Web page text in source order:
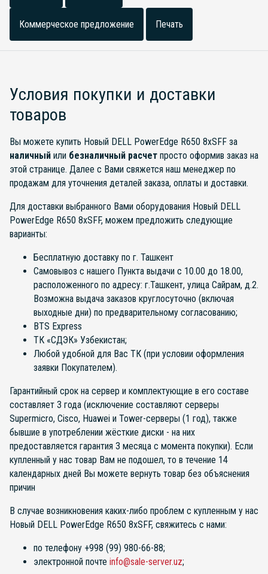
Коммерческое предложение Печать
Условия покупки и доставки
товаров
Вы можете купить Новый DELL PowerEdge R650 8xSFF за
наличный или безналичный расчет просто оформив заказ на
этой странице. Далее с Вами свяжется наш менеджер по
продажам для уточнения деталей заказа, оплаты и доставки.
Для доставки выбранного Вами оборудования Новый DELL
PowerEdge R650 8xSFF, можем предложить следующие
варианты:
Бесплатную доставку по г. Ташкент
Самовывоз с нашего Пункта выдачи с 10.00 до 18.00,
расположенного по адресу: г.Ташкент, улица Сайрам, д.2.
Возможна выдача заказов круглосуточно (включая
выходные дни) по предварительному согласованию;
BTS Express
ТК «СДЭК» Узбекистан;
Любой удобной для Вас ТК (при условии оформления
заявки Покупателем).
Гарантийный срок на сервер и комплектующие в его составе
составляет 3 года (исключение составляют серверы
Supermicro, Cisco, Huawei и Tower-серверы (1 год), также
бывшие в употреблении жёсткие диски - на них
предоставляется гарантия 3 месяца с момента покупки). Если
купленный у нас товар Вам не подошел, то в течение 14
календарных дней Вы можете вернуть товар без объяснения
причин
В случае возникновения каких-либо проблем с купленным у нас
Новый DELL PowerEdge R650 8xSFF, свяжитесь с нами:
по телефону +998 (99) 980-66-88;
электронной почте info@sale-server.uz;